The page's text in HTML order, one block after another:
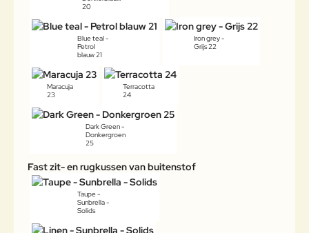
20
Blue teal -
Petrol
blauw 21
Iron grey -
Grijs 22
Maracuja
23
Terracotta
24
Dark Green -
Donkergroen
25
Fast zit- en rugkussen van buitenstof
Taupe -
Sunbrella -
Solids